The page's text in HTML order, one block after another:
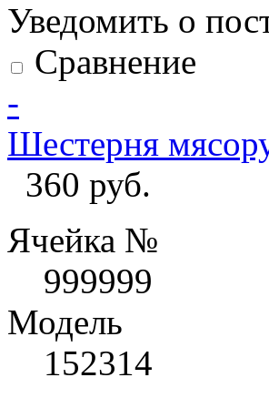
Уведомить о
Сравнение
-
Шестерня
360 руб.
Ячейка №
999999
Модель
152314